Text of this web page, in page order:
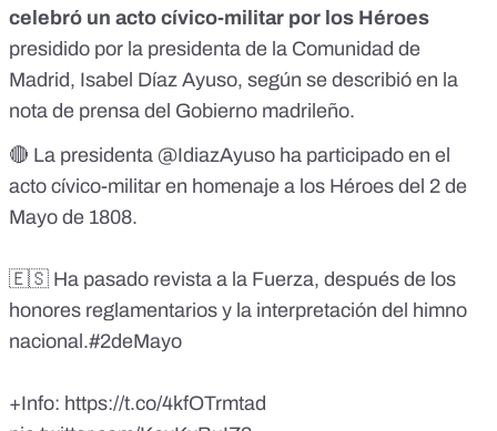
celebró un acto cívico-militar por los Héroes
presidido por la presidenta de la Comunidad de
Madrid, Isabel Díaz Ayuso, según se describió en la
nota de prensa del Gobierno madrileño.
🔴 La presidenta @IdiazAyuso ha participado en el
acto cívico-militar en homenaje a los Héroes del 2 de
Mayo de 1808.
🇪🇸 Ha pasado revista a la Fuerza, después de los
honores reglamentarios y la interpretación del himno
nacional.#2deMayo
+Info: https://t.co/4kfOTrmtad